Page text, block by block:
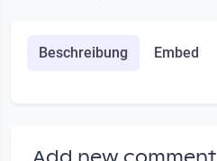
Beschreibung Embed